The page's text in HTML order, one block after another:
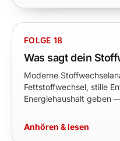
FOLGE 18
Was sagt dein
Moderne
Fettstoffwechsel, stille
Energiehaushalt geben
Anhören & lesen